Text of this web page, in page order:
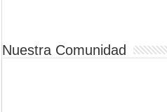
Nuestra Comunidad